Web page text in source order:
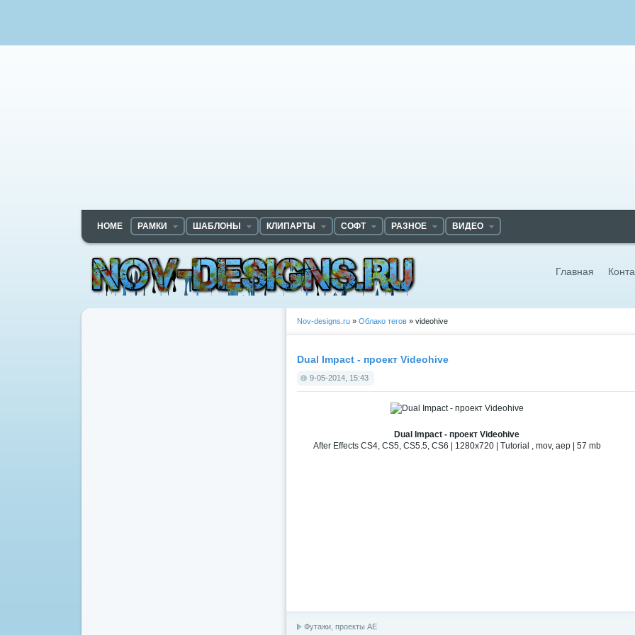
HOME РАМКИ ШАБЛОНЫ КЛИПАРТЫ СОФТ РАЗНОЕ ВИДЕО
Главная
Nov-designs.ru » Облако тегов » videohive
Dual Impact - проект Videohive
9-05-2014, 15:43
Dual Impact - проект Videohive
After Effects CS4, CS5, CS5.5, CS6 | 1280x720 | Tutorial , mov, aep | 57 mb
Футажи, проекты АЕ